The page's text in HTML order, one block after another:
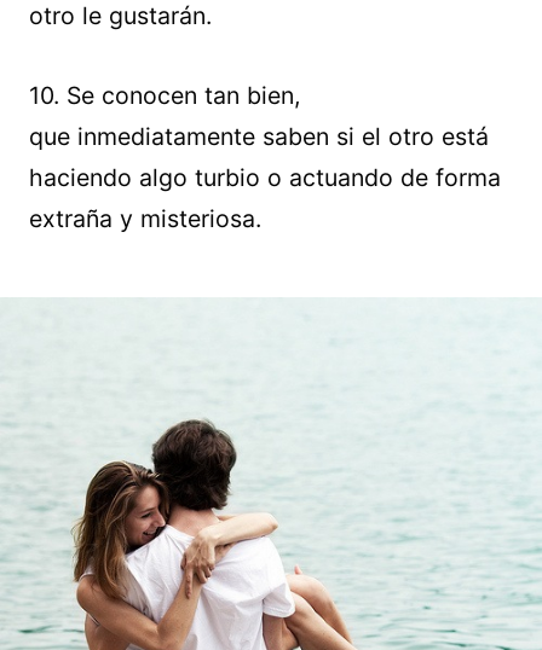
otro le gustarán.
10. Se conocen tan bien,
que inmediatamente saben si el otro está
haciendo algo turbio o actuando de forma
extraña y misteriosa.